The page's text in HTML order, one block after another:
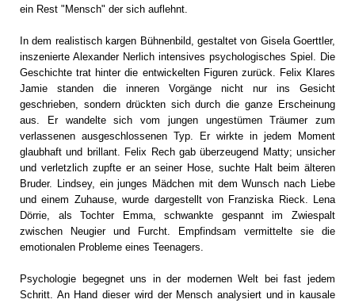
ein Rest "Mensch" der sich auflehnt.
In dem realistisch kargen Bühnenbild, gestaltet von Gisela Goerttler,
inszenierte Alexander Nerlich intensives psychologisches Spiel. Die
Geschichte trat hinter die entwickelten Figuren zurück. Felix Klares
Jamie standen die inneren Vorgänge nicht nur ins Gesicht
geschrieben, sondern drückten sich durch die ganze Erscheinung
aus. Er wandelte sich vom jungen ungestümen Träumer zum
verlassenen ausgeschlossenen Typ. Er wirkte in jedem Moment
glaubhaft und brillant. Felix Rech gab überzeugend Matty; unsicher
und verletzlich zupfte er an seiner Hose, suchte Halt beim älteren
Bruder. Lindsey, ein junges Mädchen mit dem Wunsch nach Liebe
und einem Zuhause, wurde dargestellt von Franziska Rieck. Lena
Dörrie, als Tochter Emma, schwankte gespannt im Zwiespalt
zwischen Neugier und Furcht. Empfindsam vermittelte sie die
emotionalen Probleme eines Teenagers.
Psychologie begegnet uns in der modernen Welt bei fast jedem
Schritt. An Hand dieser wird der Mensch analysiert und in kausale